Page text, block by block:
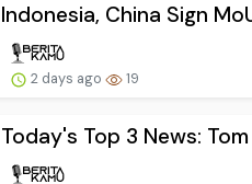
Indonesia, China Sign
2 days ago 19
Today's Top 3 News: